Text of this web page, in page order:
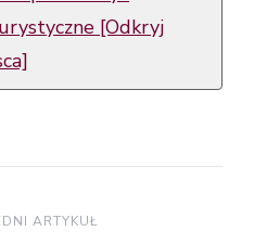
[Odkryj
ARTYKUŁ